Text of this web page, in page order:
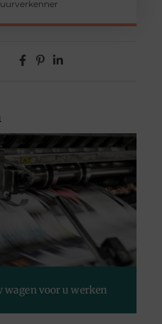
voor u werken